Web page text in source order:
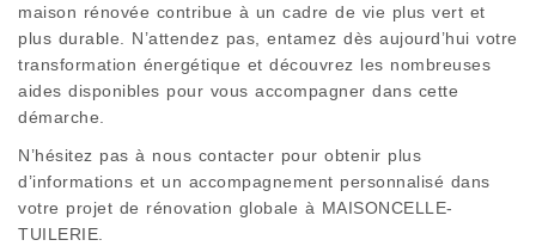
maison rénovée contribue à un cadre de vie plus vert et
plus durable. N’attendez pas, entamez dès aujourd’hui votre
transformation énergétique et découvrez les nombreuses
aides disponibles pour vous accompagner dans cette
démarche.
N’hésitez pas à nous contacter pour obtenir plus
d’informations et un accompagnement personnalisé dans
votre projet de rénovation globale à MAISONCELLE-
TUILERIE.